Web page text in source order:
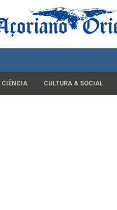
CIÊNCIA CULTURA & SOCIAL